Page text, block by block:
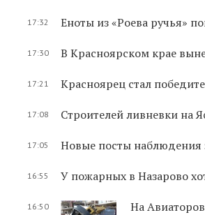
17:32 Еноты из «Роева ручья»
17:30 В Красноярском крае
17:21 Красноярец стал
17:08 Строителей ливневки на
17:05 Новые посты наблюдения
16:55 У пожарных в Назарово
16:50 На